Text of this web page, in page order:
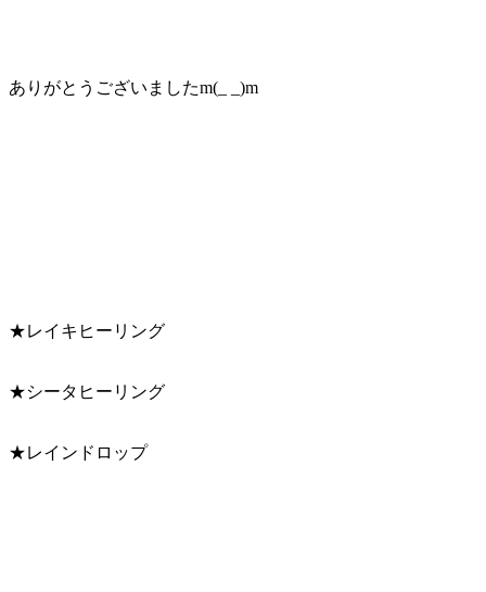
ありがとうございましたm(_ _)m
★レイキヒーリング
★シータヒーリング
★レインドロップ